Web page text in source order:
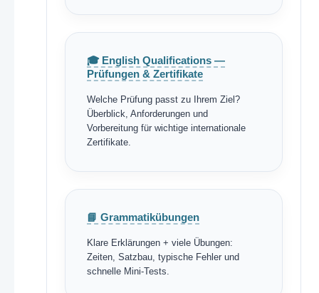
🎓 English Qualifications —
Prüfungen & Zertifikate
Welche Prüfung passt zu Ihrem Ziel?
Überblick, Anforderungen und
Vorbereitung für wichtige internationale
Zertifikate.
📘 Grammatikübungen
Klare Erklärungen + viele Übungen:
Zeiten, Satzbau, typische Fehler und
schnelle Mini-Tests.